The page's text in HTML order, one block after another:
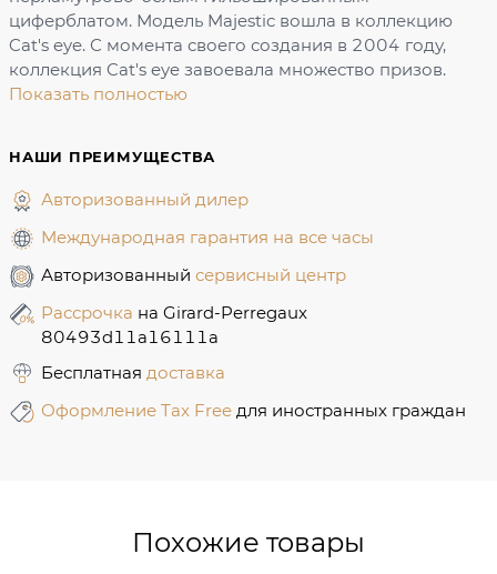
циферблатом. Модель Majestic вошла в коллекцию
Cat's eye. С момента своего создания в 2004 году,
коллекция Cat's eye завоевала множество призов.
Показать полностью
НАШИ ПРЕИМУЩЕСТВА
Авторизованный дилер
Международная гарантия на все часы
Авторизованный сервисный центр
Рассрочка на Girard-Perregaux
80493d11a16111a
Бесплатная доставка
Оформление Tax Free для иностранных граждан
Похожие товары